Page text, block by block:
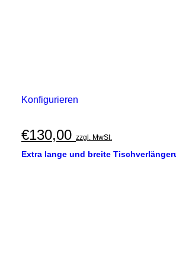
Konfigurieren
€130,00 zzgl. MwSt.
Extra lange und breite